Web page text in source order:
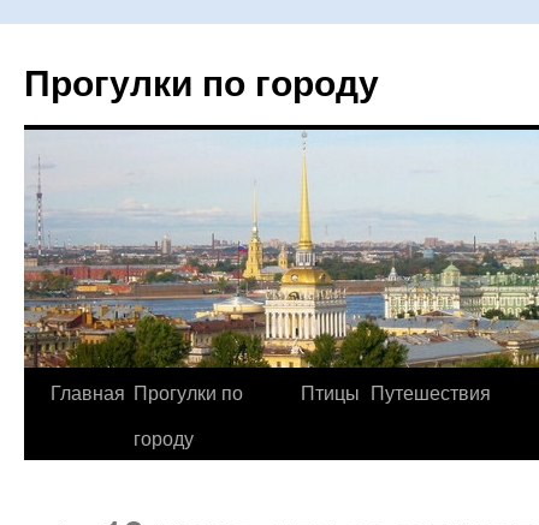
Прогулки по городу
Перейти
Главная Прогулки по
городу
Птицы Путешествия